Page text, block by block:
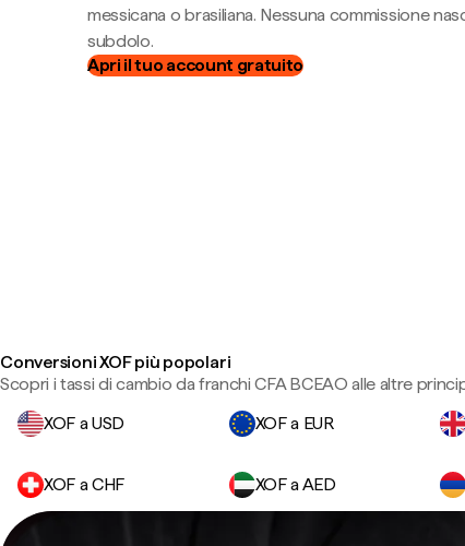
messicana o brasiliana. Nessuna commissione
subdolo.
Apri il tuo account gratuito
Conversioni XOF più popolari
Scopri i tassi di cambio da franchi CFA BCEAO alle altre
XOF a USD
XOF a EUR
XOF a CHF XOF a AED